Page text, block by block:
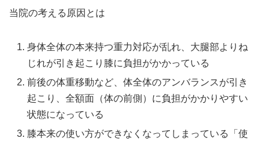
当院の考える原因とは
身体全体の本来持つ重力対応が乱れ、大腿部よりね
じれが引き起こり膝に負担がかかっている
前後の体重移動など、体全体のアンバランスが引き
起こり、全額面（体の前側）に負担がかかりやすい
状態になっている
膝本来の使い方ができなくなってしまっている「使